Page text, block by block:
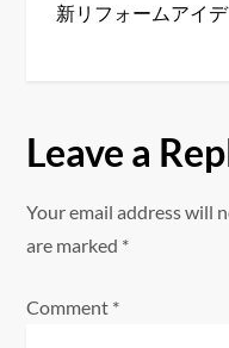
s
a
v
新リフォームアイ
Leave a
Your email address will
are marked *
Comment *